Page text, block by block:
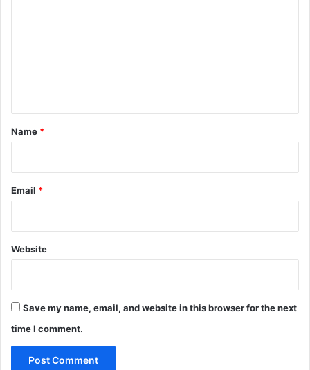
*
Name *
Email *
Website
Save my name, email, and website in this browser for the next
time I comment.